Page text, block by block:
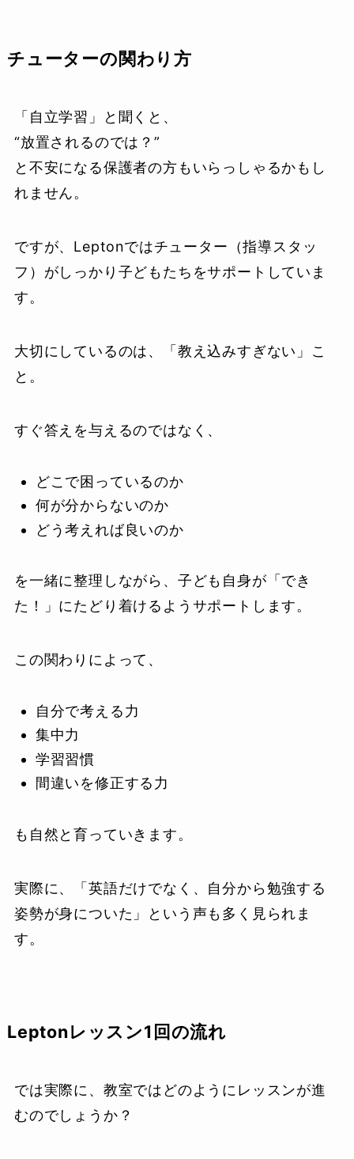
チューターの関わり方
「自立学習」と聞くと、
“放置されるのでは？”
と不安になる保護者の方もいらっしゃるかもし
れません。
ですが、Leptonではチューター（指導スタッ
フ）がしっかり子どもたちをサポートしていま
す。
大切にしているのは、「教え込みすぎない」こ
と。
すぐ答えを与えるのではなく、
どこで困っているのか
何が分からないのか
どう考えれば良いのか
を一緒に整理しながら、子ども自身が「でき
た！」にたどり着けるようサポートします。
この関わりによって、
自分で考える力
集中力
学習習慣
間違いを修正する力
も自然と育っていきます。
実際に、「英語だけでなく、自分から勉強する
姿勢が身についた」という声も多く見られま
す。
Leptonレッスン1回の流れ
では実際に、教室ではどのようにレッスンが進
むのでしょうか？